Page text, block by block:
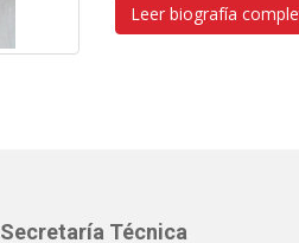
Leer biografía
Secretaría Técnica